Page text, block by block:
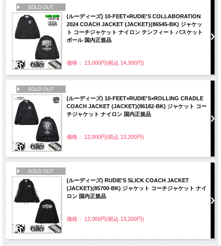
(ルーディーズ) 10-FEET×RUDIE'S COLLABORATION
2024 COACH JACKET (JACKET)(86545-BK) ジャケッ
ト コーチジャケット ナイロン テンフィート バスケット
ボール 国内正規品
価格： 13,000円(税込 14,300円)
(ルーディーズ) 10-FEET×RUDIE'S×ROLLING CRADLE
COACH JACKET (JACKET)(86182-BK) ジャケット コー
チジャケット ナイロン 国内正規品
価格： 12,000円(税込 13,200円)
(ルーディーズ) RUDIE'S SLICK COACH JACKET
(JACKET)(85700-BK) ジャケット コーチジャケット ナイ
ロン 国内正規品
価格： 12,000円(税込 13,200円)